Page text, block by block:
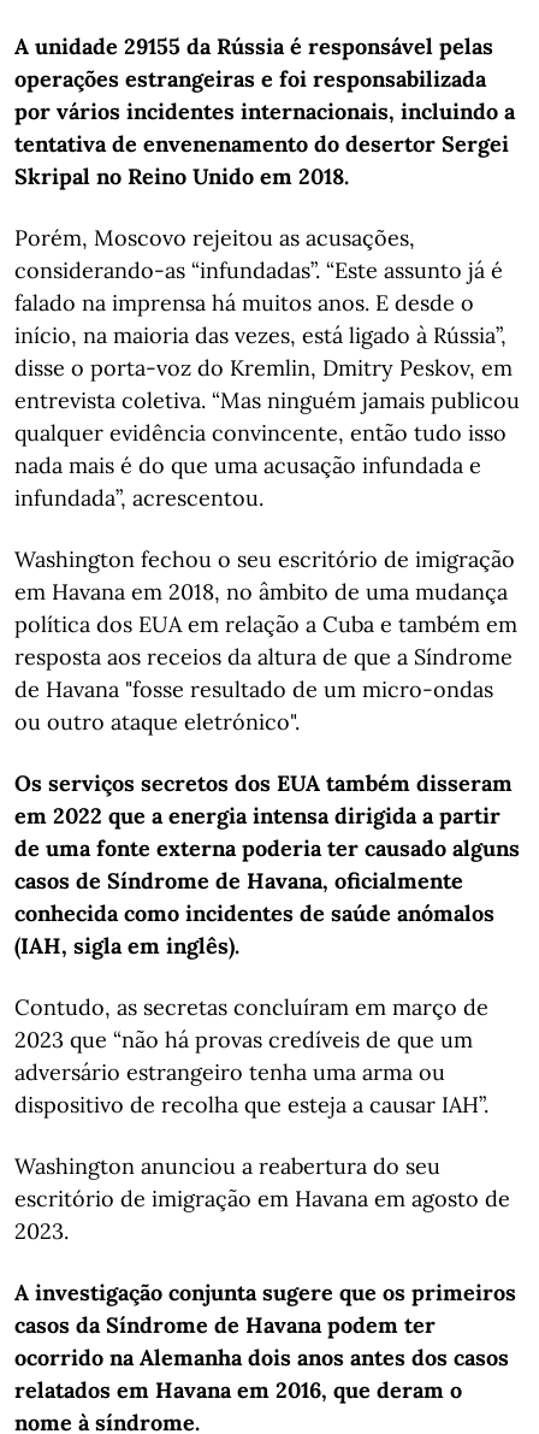
A unidade 29155 da Rússia é responsável pelas
operações estrangeiras e foi responsabilizada
por vários incidentes internacionais, incluindo a
tentativa de envenenamento do desertor Sergei
Skripal no Reino Unido em 2018.
Porém, Moscovo rejeitou as acusações,
considerando-as “infundadas”. “Este assunto já é
falado na imprensa há muitos anos. E desde o
início, na maioria das vezes, está ligado à Rússia”,
disse o porta-voz do Kremlin, Dmitry Peskov, em
entrevista coletiva. “Mas ninguém jamais publicou
qualquer evidência convincente, então tudo isso
nada mais é do que uma acusação infundada e
infundada”, acrescentou.
Washington fechou o seu escritório de imigração
em Havana em 2018, no âmbito de uma mudança
política dos EUA em relação a Cuba e também em
resposta aos receios da altura de que a Síndrome
de Havana "fosse resultado de um micro-ondas
ou outro ataque eletrónico".
Os serviços secretos dos EUA também disseram
em 2022 que a energia intensa dirigida a partir
de uma fonte externa poderia ter causado alguns
casos de Síndrome de Havana, oficialmente
conhecida como incidentes de saúde anómalos
(IAH, sigla em inglês).
Contudo, as secretas concluíram em março de
2023 que “não há provas credíveis de que um
adversário estrangeiro tenha uma arma ou
dispositivo de recolha que esteja a causar IAH”.
Washington anunciou a reabertura do seu
escritório de imigração em Havana em agosto de
2023.
A investigação conjunta sugere que os primeiros
casos da Síndrome de Havana podem ter
ocorrido na Alemanha dois anos antes dos casos
relatados em Havana em 2016, que deram o
nome à síndrome.